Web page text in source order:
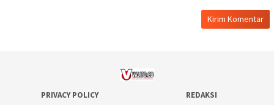
PRIVACY POLICY
REDAKSI